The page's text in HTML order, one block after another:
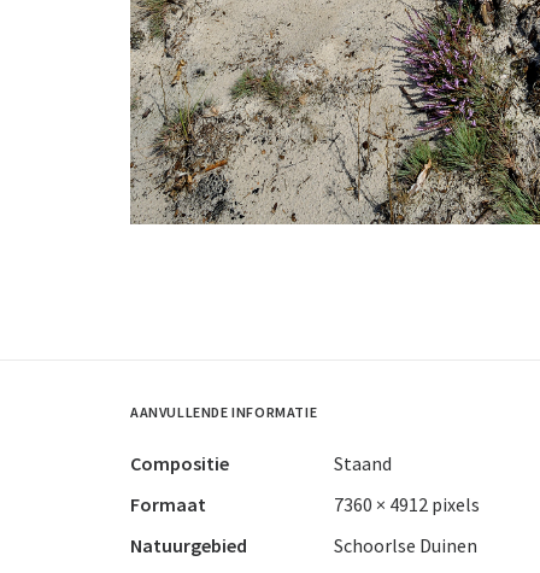
AANVULLENDE INFORMATIE
Compositie
Staand
Formaat
7360 × 4912 pixels
Natuurgebied
Schoorlse Duinen